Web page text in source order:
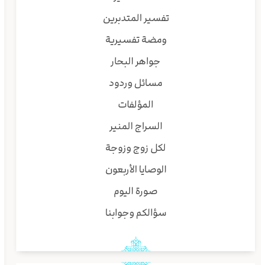
تفسير المتدبرين
ومضة تفسيرية
جواهر البحار
مسائل وردود
المؤلفات
السراج المنير
لكل زوج وزوجة
الوصايا الأربعون
صورة اليوم
سؤالكم وجوابنا